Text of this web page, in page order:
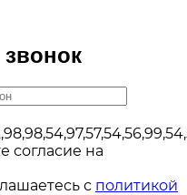
согласие на
с политикой